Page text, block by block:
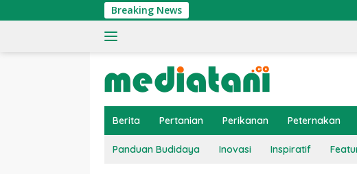
ke
Breaking News
Berita Pertanian Perikanan Peternakan
Panduan Budidaya Inovasi Inspiratif